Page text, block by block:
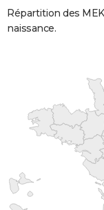
Répartition des
naissance.